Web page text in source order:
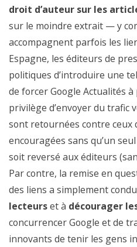
droit d’auteur sur les
sur le moindre extrait — y
accompagnent parfois les
Espagne, les éditeurs de
politiques d’introduire une
de forcer Google Actualités
privilège d’envoyer du trafic
sont retournées contre ceux
encouragées sans qu’un
soit reversé aux éditeurs
Par contre, la remise en
des liens a simplement
lecteurset à décourager
concurrencer Google et de
innovants de tenir les gens